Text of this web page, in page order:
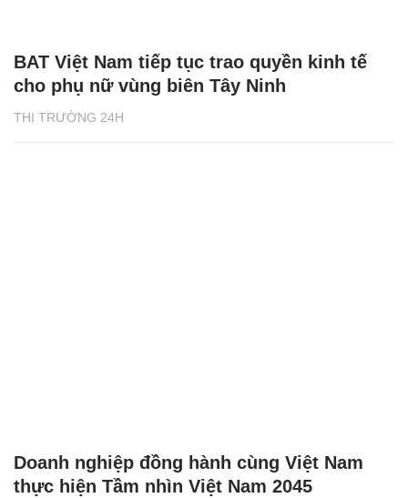
THỊ TRƯỜNG 24H
BAT Việt Nam tiếp tục trao quyền kinh tế
cho phụ nữ vùng biên Tây Ninh
Doanh nghiệp đồng hành cùng Việt Nam
thực hiện Tầm nhìn Việt Nam 2045